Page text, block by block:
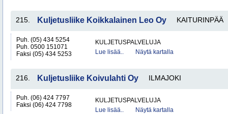
215. Kuljetusliike Koikkalainen Leo Oy KAITURINPÄÄ
Puh. (05) 434 5254
Puh. 0500 151071
Faksi (05) 434 5253
KULJETUSPALVELUJA
Lue lisää..
Näytä kartalla
216. Kuljetusliike Koivulahti Oy ILMAJOKI
Puh. (06) 424 7797
Faksi (06) 424 7798
KULJETUSPALVELUJA
Lue lisää..
Näytä kartalla